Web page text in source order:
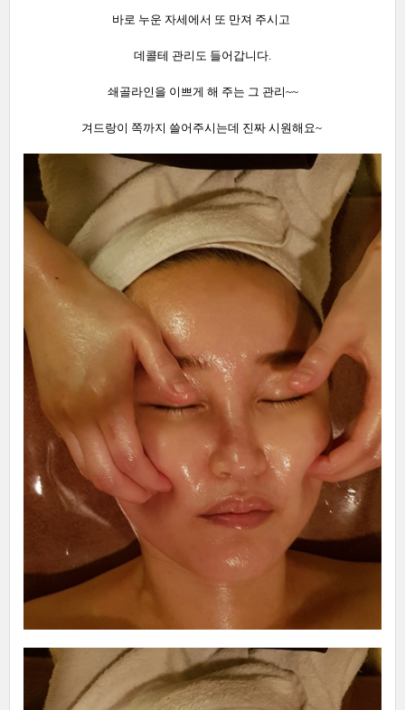
바로 누운 자세에서 또 만져 주시고
데콜테 관리도 들어갑니다.
쇄골라인을 이쁘게 해 주는 그 관리~~
겨드랑이 쪽까지 쓸어주시는데 진짜 시원해요~